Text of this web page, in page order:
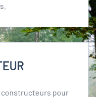
pour